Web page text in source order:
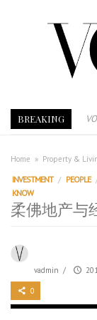
BREAKING
跃
Home » Property &
INVESTMENT / PEOPLE
KNOW
柔佛地产与
vadmin /
0